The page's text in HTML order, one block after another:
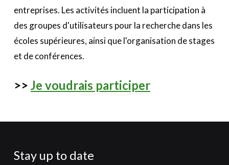
entreprises. Les activités incluent la participation à
des groupes d'utilisateurs pour la recherche dans les
écoles supérieures, ainsi que l'organisation de stages
et de conférences.
>> Je voudrais participer
Stay up to date